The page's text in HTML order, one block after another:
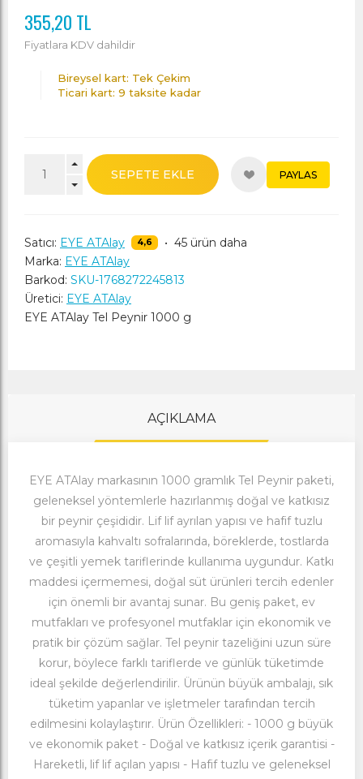
355,20 TL
Fiyatlara KDV dahildir
Bireysel kart: Tek Çekim
Ticari kart: 9 taksite kadar
SEPETE EKLE PAYLAS
Satıcı: EYE ATAlay 4,6 • 45 ürün daha
Marka: EYE ATAlay
Barkod: SKU-1768272245813
Üretici: EYE ATAlay
EYE ATAlay Tel Peynir 1000 g
AÇIKLAMA
EYE ATAlay markasının 1000 gramlık Tel Peynir paketi,
geleneksel yöntemlerle hazırlanmış doğal ve katkısız
bir peynir çeşididir. Lif lif ayrılan yapısı ve hafif tuzlu
aromasıyla kahvaltı sofralarında, böreklerde, tostlarda
ve çeşitli yemek tariflerinde kullanıma uygundur. Katkı
maddesi içermemesi, doğal süt ürünleri tercih edenler
için önemli bir avantaj sunar. Bu geniş paket, ev
mutfakları ve profesyonel mutfaklar için ekonomik ve
pratik bir çözüm sağlar. Tel peynir tazeliğini uzun süre
korur, böylece farklı tariflerde ve günlük tüketimde
ideal şekilde değerlendirilir. Ürünün büyük ambalajı, sık
tüketim yapanlar ve işletmeler tarafından tercih
edilmesini kolaylaştırır. Ürün Özellikleri: - 1000 g büyük
ve ekonomik paket - Doğal ve katkısız içerik garantisi -
Hareketli, lif lif açılan yapısı - Hafif tuzlu ve geleneksel